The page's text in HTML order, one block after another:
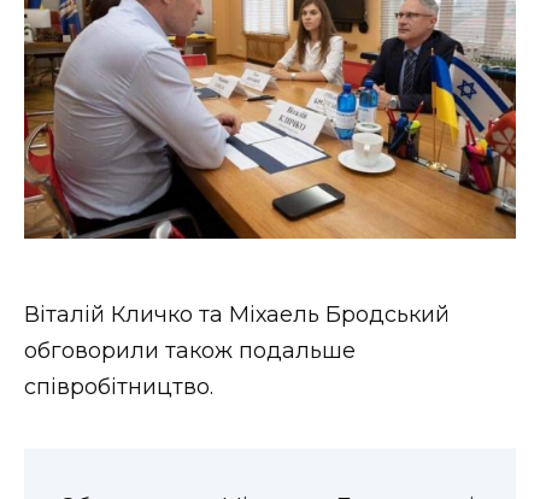
Віталій Кличко та Міхаель Бродський
обговорили також подальше
співробітництво.